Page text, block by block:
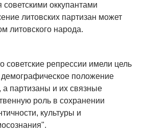
оккупантами
литовских партизан может
литовского народа.
советские репрессии имели цель
демографическое положение
а партизаны и их связные
роль в сохранении
культуры и